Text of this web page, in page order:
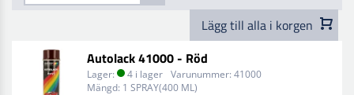
Lägg till alla i korgen
Autolack 41000 - Röd
Lager: 4 i lager Varunummer: 41000
Mängd: 1 SPRAY(400 ML)